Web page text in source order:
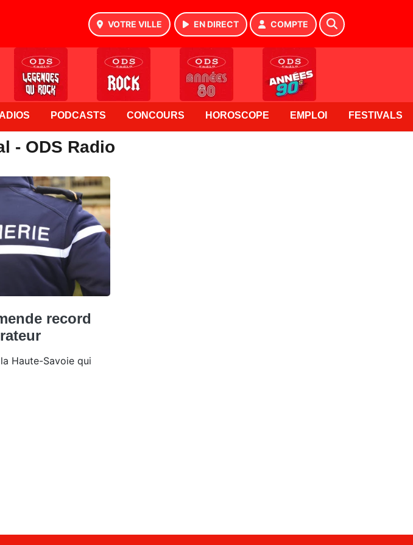
VOTRE VILLE EN DIRECT COMPTE
PODCASTS CONCOURS HOROSCOPE EMPLOI FESTIVALS
- ODS Radio
record
Haute-Savoie qui